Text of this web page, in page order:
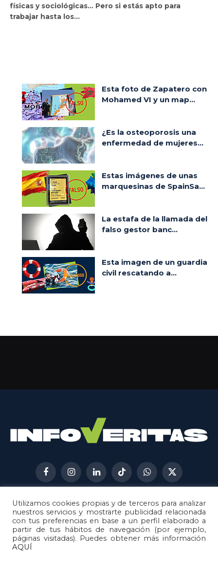
físicas y sociológicas… Pero si estás apto para
trabajar hasta los…
Esta foto de Zapatero con
Mohamed VI y un map...
¿Es la osteoporosis una
enfermedad de mujeres...
Estas imágenes de unas
marquesinas de SpainSa...
La estafa de la llamada del
falso gestor banc...
Esta imagen de un guardia
civil rescatando a...
FacebookInstagramLinkedInTikTokWhatsApp
X
(Twitter)
AVISO LEGAL
METODOLOGÍA
POLÍTICA DE COOKIES
POLÍTICA DE CORRECCIONES
Utilizamos cookies propias y de terceros para analizar
nuestros servicios y mostrarte publicidad relacionada
con tus preferencias en base a un perfil elaborado a
partir de tus hábitos de navegación (por ejemplo,
páginas visitadas). Puedes obtener más información
AQUÍ